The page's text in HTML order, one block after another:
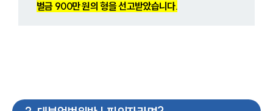
벌금 900만 원의 형을 선고받았습니다.